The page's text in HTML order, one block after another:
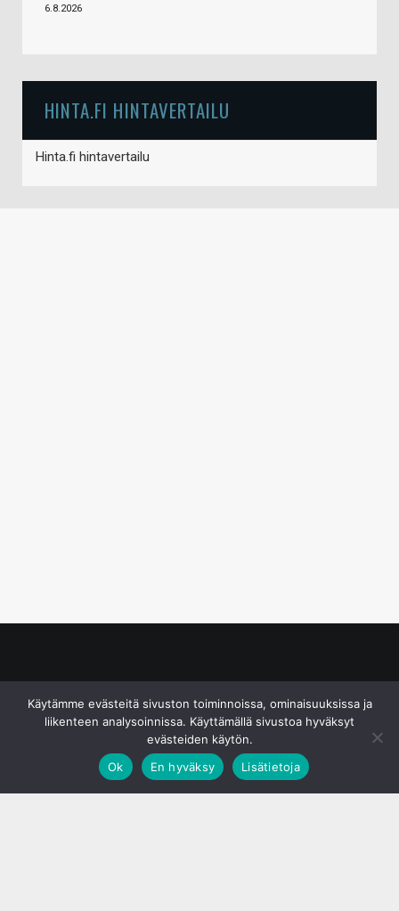
6.8.2026
HINTA.FI HINTAVERTAILU
Hinta.fi hintavertailu
Käytämme evästeitä sivuston toiminnoissa, ominaisuuksissa ja
liikenteen analysoinnissa. Käyttämällä sivustoa hyväksyt
evästeiden käytön.
Ok
En hyväksy Lisätietoja